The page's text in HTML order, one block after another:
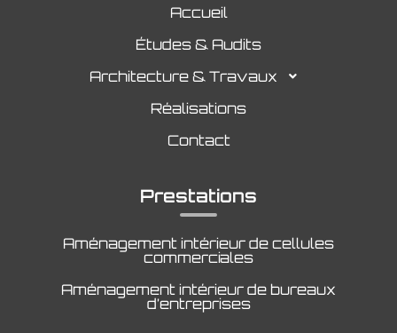
Aménagement commerce Saint-Sébastien-sur-Loire
Aménagement commerce Basse-Goulaine
Accueil
Études & Audits
Architecture & Travaux
Réalisations
Contact
Prestations
Aménagement intérieur de cellules
commerciales
Aménagement intérieur de bureaux
d’entreprises